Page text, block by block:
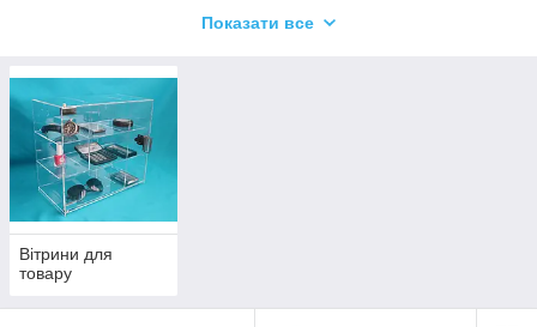
Показати все
Вітрини для
товару